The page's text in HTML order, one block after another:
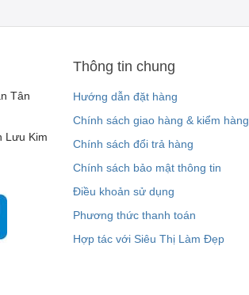
Tân
Lưu Kim
Thông tin chung
Hướng dẫn đặt hàng
Chính sách giao hàng & kiểm hàng
Chính sách đổi trả hàng
Chính sách bảo mật thông tin
Điều khoản sử dụng
Phương thức thanh toán
Hợp tác với Siêu Thị Làm Đẹp